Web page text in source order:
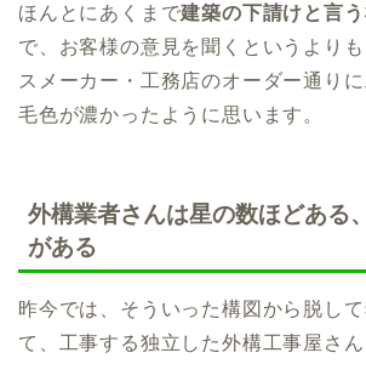
ほんとにあくまで建築の下請けと言う
で、お客様の意見を聞くというより
スメーカー・工務店のオーダー通り
毛色が濃かったように思います。
外構業者さんは星の数ほどある
がある
昨今では、そういった構図から脱し
て、工事する独立した外構工事屋さん